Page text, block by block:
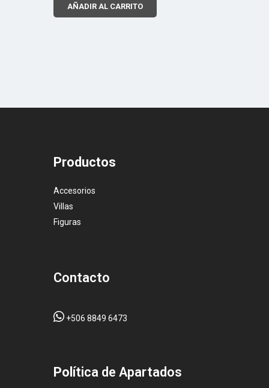
AÑADIR AL CARRITO
Productos
Accesorios
Villas
Figuras
Contacto
+506 8849 6473
Pol ítica de Apartados